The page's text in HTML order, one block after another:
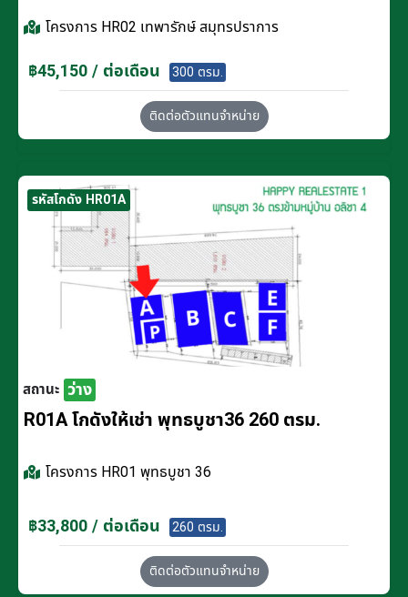
โครงการ HR02 เทพารักษ์ สมุทรปราการ
฿45,150 / ต่อเดือน 300 ตรม.
ติดต่อตัวแทนจำหน่าย
รหัสโกดัง HR01A
สถานะ ว่าง
R01A โกดังให้เช่า พุทธบูชา36 260 ตรม.
โครงการ HR01 พุทธบูชา 36
฿33,800 / ต่อเดือน 260 ตรม.
ติดต่อตัวแทนจำหน่าย